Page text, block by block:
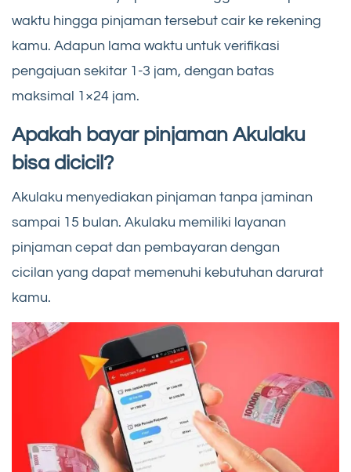
waktu hingga pinjaman tersebut cair ke rekening
kamu. Adapun lama waktu untuk verifikasi
pengajuan sekitar 1-3 jam, dengan batas
maksimal 1×24 jam.
Apakah bayar pinjaman Akulaku
bisa dicicil?
Akulaku menyediakan pinjaman tanpa jaminan
sampai 15 bulan. Akulaku memiliki layanan
pinjaman cepat dan pembayaran dengan
cicilan yang dapat memenuhi kebutuhan darurat
kamu.